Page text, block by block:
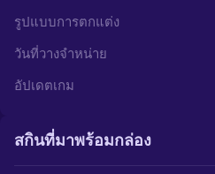
รูปแบบการตกแต่ง
วันที่วางจำหน่าย
อัปเดตเกม
สกินที่มาพร้อมกล่อง